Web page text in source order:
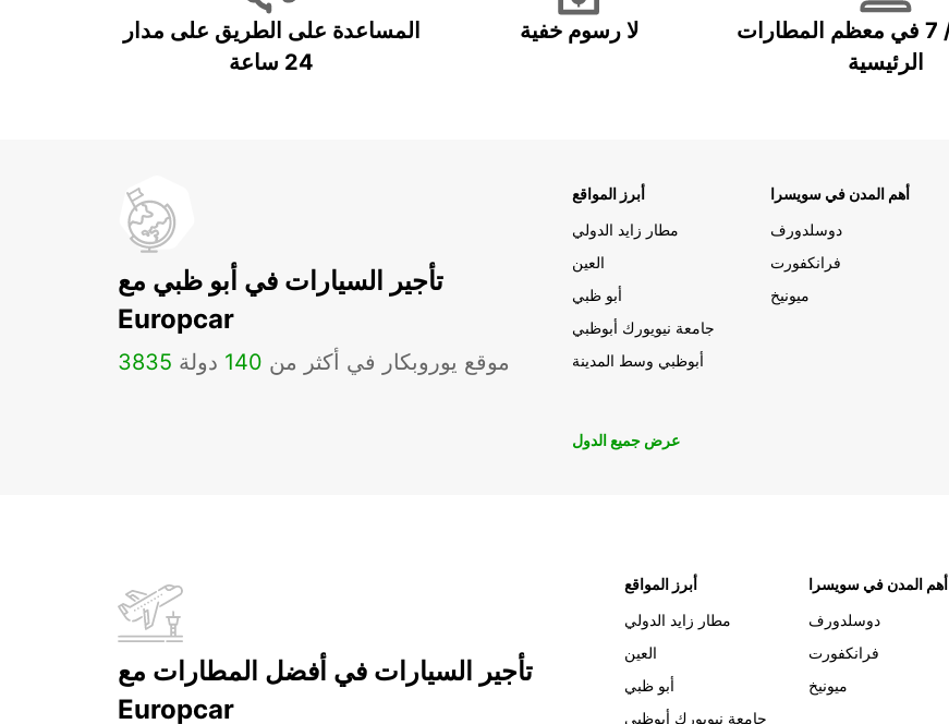
المساعدة على الطريق على مدار
24 ساعة
لا رسوم خفية
خدمة 24/ 7 في معظم المطارات
الرئيسية
تأجير السيارات في أبو ظبي مع
Europcar
3835 موقع يوروبكار في أكثر من 140 دولة
أبرز المواقع
مطار زايد الدولي
العين
أبو ظبي
جامعة نيويورك أبوظبي
أبوظبي وسط المدينة
أهم المدن في سويسرا
دوسلدورف
فرانكفورت
ميونيخ
عرض جميع الدول
تأجير السيارات في أفضل المطارات مع
Europcar
أبرز المواقع
مطار زايد الدولي
العين
أبو ظبي
جامعة نيويورك أبوظبي
أهم المدن في سويسرا
دوسلدورف
فرانكفورت
ميونيخ